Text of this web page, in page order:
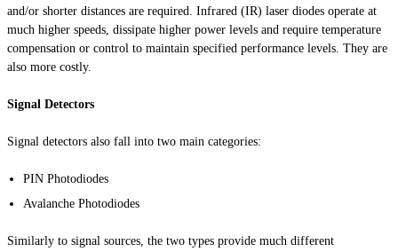
and/or shorter distances are required. Infrared (IR) laser diodes operate at
much higher speeds, dissipate higher power levels and require temperature
compensation or control to maintain specified performance levels. They are
also more costly.
Signal Detectors
Signal detectors also fall into two main categories:
PIN Photodiodes
Avalanche Photodiodes
Similarly to signal sources, the two types provide much different